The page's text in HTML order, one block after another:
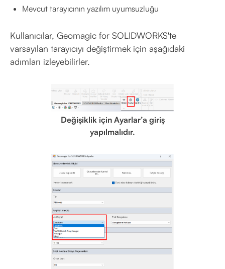
Mevcut tarayıcının yazılım uyumsuzluğu
Kullanıcılar, Geomagic for SOLIDWORKS'te
varsayılan tarayıcıyı değiştirmek için aşağıdaki
adımları izleyebilirler.
Değişiklik için Ayarlar’a giriş
yapılmalıdır.